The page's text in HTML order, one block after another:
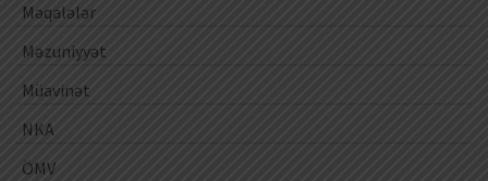
Məqalələr
Məzuniyyət
Müavinət
NKA
ÖMV